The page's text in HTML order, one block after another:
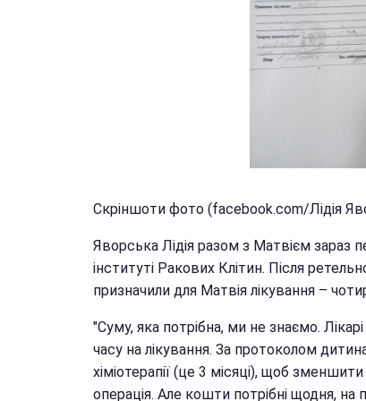
Скріншоти фото (facebook.com/Лідія
Яворська Лідія разом з Матвієм зараз
інституті Ракових Клітин. Після
призначили для Матвія лікування –
"Суму, яка потрібна, ми не знаємо.
часу на лікування. За протоколом
хіміотерапії (це 3 місяці), щоб
операція. Але кошти потрібні щодня,